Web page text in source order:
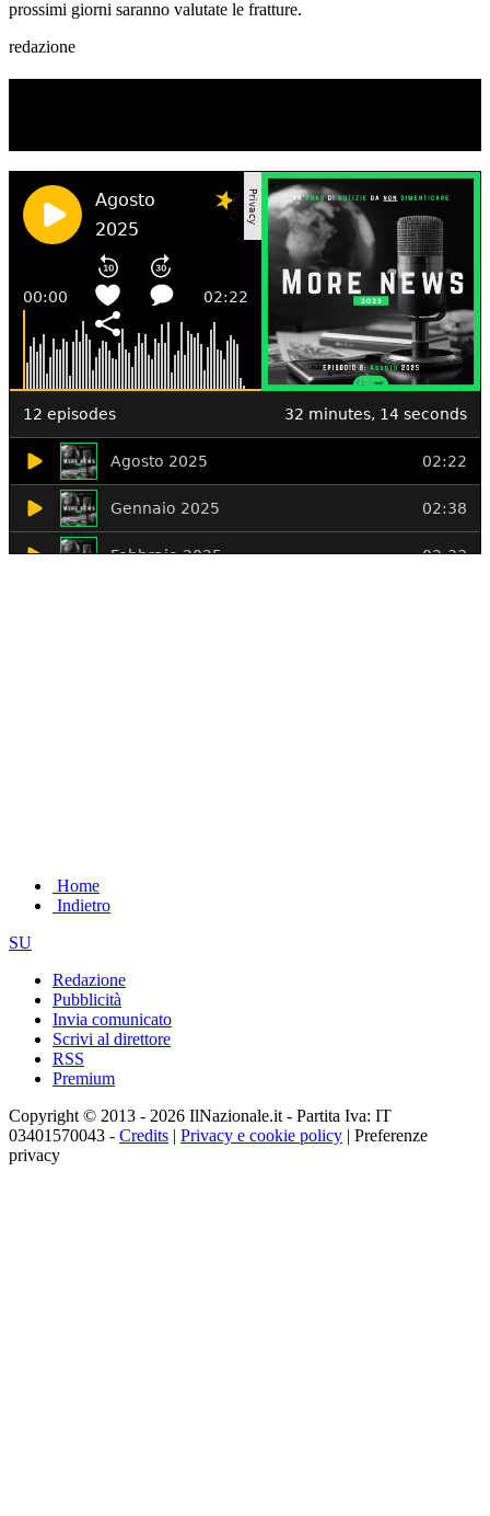
prossimi giorni saranno valutate le fratture.
redazione
Home
Indietro
SU
Redazione
Pubblicità
Invia comunicato
Scrivi al direttore
RSS
Premium
Copyright © 2013 - 2026 IlNazionale.it - Partita Iva: IT
03401570043 - Credits | Privacy e cookie policy | Preferenze
privacy